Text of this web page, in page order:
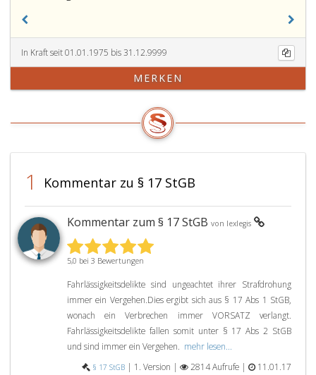
In Kraft seit 01.01.1975 bis 31.12.9999
MERKEN
1 Kommentar zu § 17 StGB
Kommentar zum § 17 StGB von lexlegis
5,0 bei 3 Bewertungen
Fahrlässigkeitsdelikte sind ungeachtet ihrer Strafdrohung
immer ein Vergehen.Dies ergibt sich aus § 17 Abs 1 StGB,
wonach ein Verbrechen immer VORSATZ verlangt.
Fahrlässigkeitsdelikte fallen somit unter § 17 Abs 2 StGB
und sind immer ein Vergehen. mehr lesen...
§ 17 StGB | 1. Version | 2814 Aufrufe | 11.01.17